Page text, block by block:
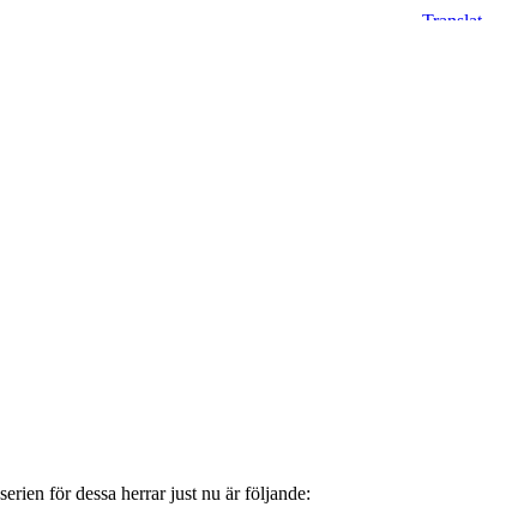
för dessa herrar just nu är följande: